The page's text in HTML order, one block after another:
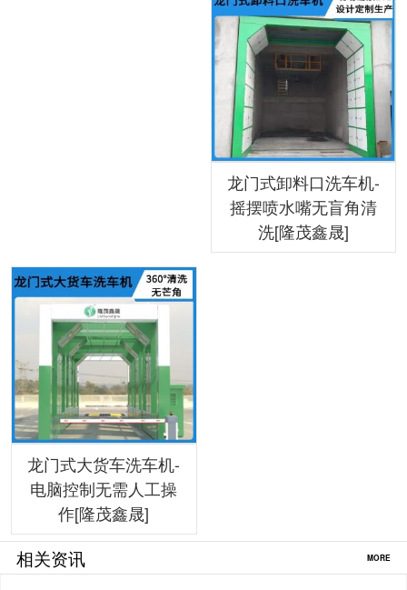
龙门式卸料口洗车机-
摇摆喷水嘴无盲角清
洗[隆茂鑫晟]
龙门式大货车洗车机-
电脑控制无需人工操
作[隆茂鑫晟]
相关资讯 MORE